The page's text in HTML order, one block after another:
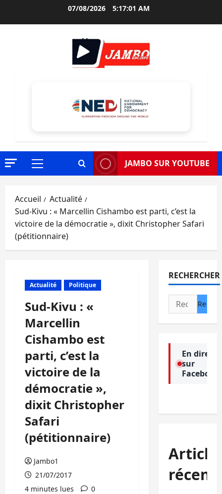
07/08/2026 5:17:02 AM
Menu
JAMBO SUR YOUTUBE
Accueil
Actualité
Sud-Kivu : « Marcellin Cishambo est parti, c’est la
victoire de la démocratie », dixit Christopher Safari
(pétitionnaire)
Actualité Politique
Sud-Kivu : «
Marcellin
Cishambo est
parti, c’est la
victoire de la
démocratie »,
dixit Christopher
Safari
(pétitionnaire)
Jambo1
21/07/2017
4 minutes lues
0
RECHERCHER
Rechercher :
En direct
sur
Facebook